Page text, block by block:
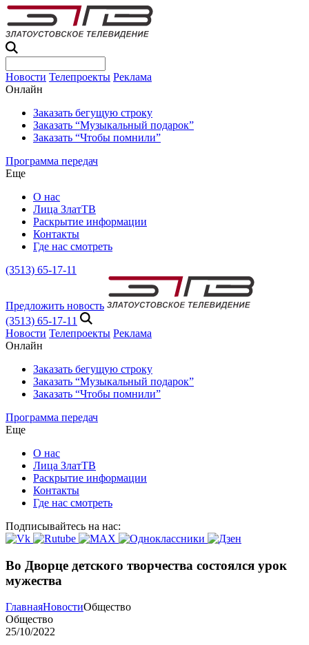
Новости Телепроекты Реклама
Онлайн
Заказать бегущую строку
Заказать “Музыкальный подарок”
Заказать “Чтобы помнили”
Программа передач
Еще
О нас
Лица ЗлатТВ
Раскрытие информации
Контакты
Где нас смотреть
(3513) 65-17-11
Предложить новость
(3513) 65-17-11
Новости Телепроекты Реклама
Онлайн
Заказать бегущую строку
Заказать “Музыкальный подарок”
Заказать “Чтобы помнили”
Программа передач
Еще
О нас
Лица ЗлатТВ
Раскрытие информации
Контакты
Где нас смотреть
Подписывайтесь на нас:
Во Дворце детского творчества состоялся урок
мужества
ГлавнаяНовостиОбщество
Общество
25/10/2022